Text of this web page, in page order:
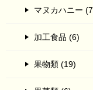
マヌカハニー
加工食品 (6)
果物類 (19)